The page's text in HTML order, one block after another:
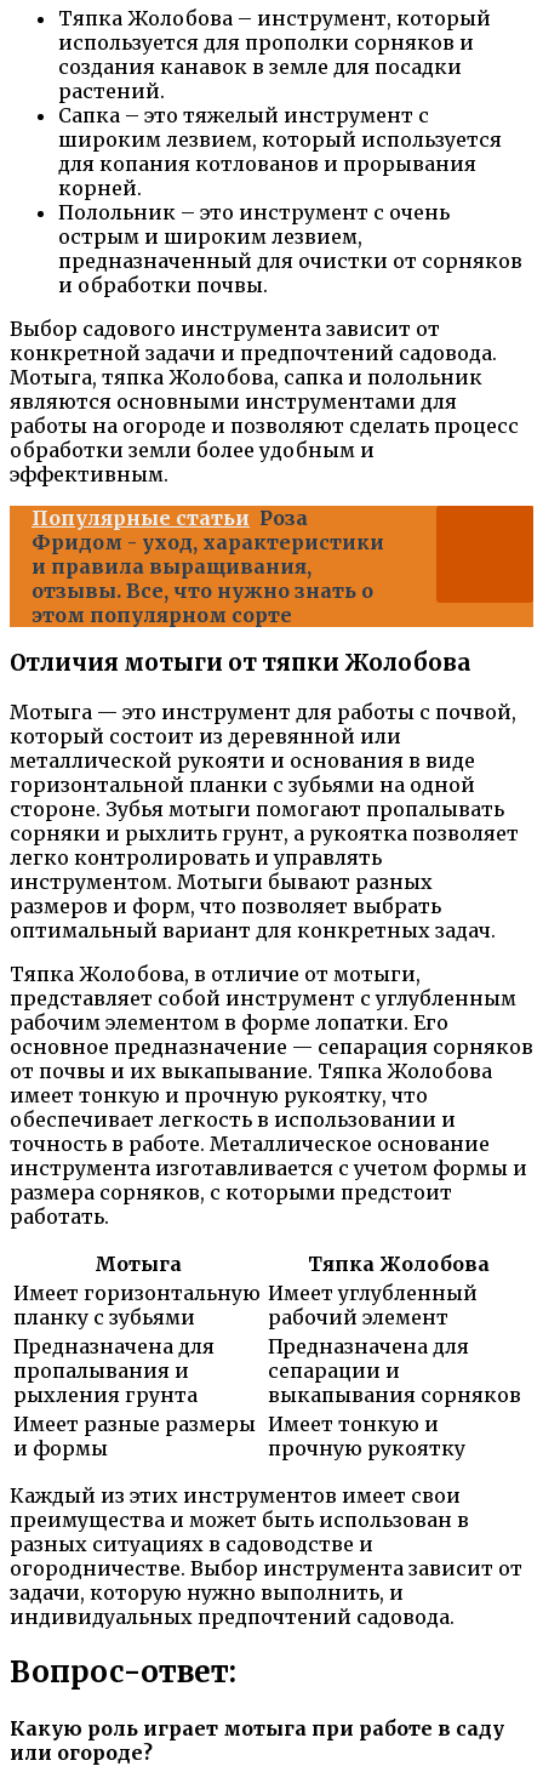
Тяпка Жолобова – инструмент, который
используется для прополки сорняков и
создания канавок в земле для посадки
растений.
Сапка – это тяжелый инструмент с
широким лезвием, который используется
для копания котлованов и прорывания
корней.
Полольник – это инструмент с очень
острым и широким лезвием,
предназначенный для очистки от сорняков
и обработки почвы.
Выбор садового инструмента зависит от
конкретной задачи и предпочтений садовода.
Мотыга, тяпка Жолобова, сапка и полольник
являются основными инструментами для
работы на огороде и позволяют сделать процесс
обработки земли более удобным и
эффективным.
Популярные статьи Роза
Фридом - уход, характеристики
и правила выращивания,
отзывы. Все, что нужно знать о
этом популярном сорте
Отличия мотыги от тяпки Жолобова
Мотыга — это инструмент для работы с почвой,
который состоит из деревянной или
металлической рукояти и основания в виде
горизонтальной планки с зубьями на одной
стороне. Зубья мотыги помогают пропалывать
сорняки и рыхлить грунт, а рукоятка позволяет
легко контролировать и управлять
инструментом. Мотыги бывают разных
размеров и форм, что позволяет выбрать
оптимальный вариант для конкретных задач.
Тяпка Жолобова, в отличие от мотыги,
представляет собой инструмент с углубленным
рабочим элементом в форме лопатки. Его
основное предназначение — сепарация сорняков
от почвы и их выкапывание. Тяпка Жолобова
имеет тонкую и прочную рукоятку, что
обеспечивает легкость в использовании и
точность в работе. Металлическое основание
инструмента изготавливается с учетом формы и
размера сорняков, с которыми предстоит
работать.
Мотыга
Тяпка Жолобова
Имеет горизонтальную
планку с зубьями
Имеет углубленный
рабочий элемент
Предназначена для
пропалывания и
рыхления грунта
Предназначена для
сепарации и
выкапывания сорняков
Имеет разные размеры
и формы
Имеет тонкую и
прочную рукоятку
Каждый из этих инструментов имеет свои
преимущества и может быть использован в
разных ситуациях в садоводстве и
огородничестве. Выбор инструмента зависит от
задачи, которую нужно выполнить, и
индивидуальных предпочтений садовода.
Вопрос-ответ:
Какую роль играет мотыга при работе в саду
или огороде?